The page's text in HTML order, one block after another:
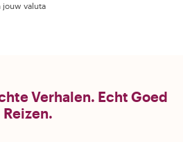
jouw valuta
Verhalen. Echt Goed
Reizen.